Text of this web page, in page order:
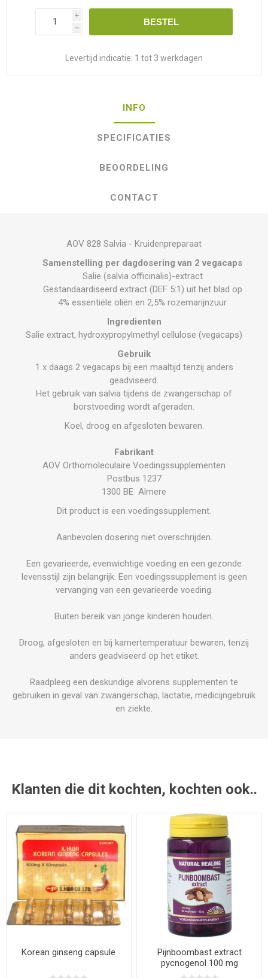
i
h
BESTEL
Levertijd indicatie: 1 tot 3 werkdagen
INFO
SPECIFICATIES
BEOORDELING
CONTACT
AOV 828 Salvia - Kruidenpreparaat
Samenstelling per dagdosering van 2 vegacaps
Salie (salvia officinalis)-extract
Gestandaardiseerd extract (DEF 5:1) uit het blad op
4% essentiële oliën en 2,5% rozemarijnzuur
Ingredienten
Salie extract, hydroxypropylmethyl cellulose (vegacaps)
Gebruik
1 x daags 2 vegacaps bij een maaltijd tenzij anders
geadviseerd.
Het gebruik van salvia tijdens de zwangerschap of
borstvoeding wordt afgeraden.
Koel, droog en afgesloten bewaren.
Fabrikant
AOV Orthomoleculaire Voedingssupplementen
Postbus 1237
1300 BE Almere
Dit product is een voedingssupplement.
Aanbevolen dosering niet overschrijden.
Een gevarieerde, evenwichtige voeding en een gezonde
levensstijl zijn belangrijk. Een voedingssupplement is geen
vervanging van een gevarieerde voeding.
Buiten bereik van jonge kinderen houden.
Droog, afgesloten en bij kamertemperatuur bewaren, tenzij
anders geadviseerd op het etiket.
Raadpleeg een deskundige alvorens supplementen te
gebruiken in geval van zwangerschap, lactatie, medicijngebruik
en ziekte.
Klanten die dit kochten, kochten ook..
Korean ginseng capsule
Pijnboombast extract
pycnogenol 100 mg